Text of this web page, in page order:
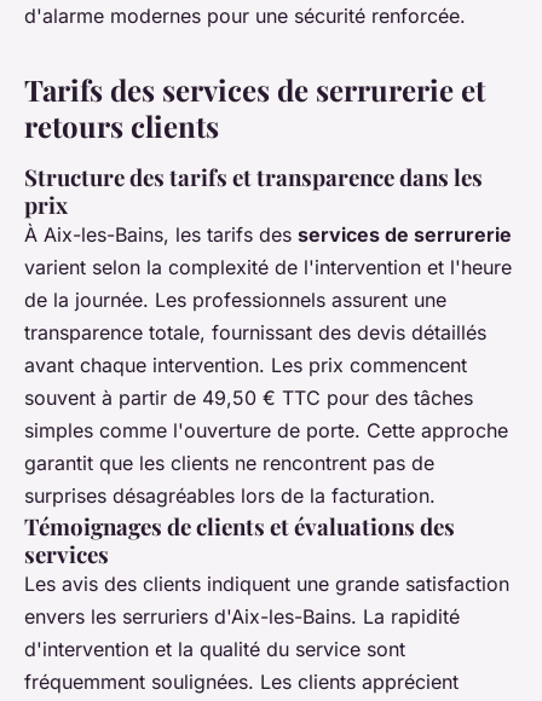
d'alarme modernes pour une sécurité renforcée.
Tarifs des services de serrurerie et
retours clients
Structure des tarifs et transparence dans les
prix
À Aix-les-Bains, les tarifs des services de serrurerie
varient selon la complexité de l'intervention et l'heure
de la journée. Les professionnels assurent une
transparence totale, fournissant des devis détaillés
avant chaque intervention. Les prix commencent
souvent à partir de 49,50 € TTC pour des tâches
simples comme l'ouverture de porte. Cette approche
garantit que les clients ne rencontrent pas de
surprises désagréables lors de la facturation.
Témoignages de clients et évaluations des
services
Les avis des clients indiquent une grande satisfaction
envers les serruriers d'Aix-les-Bains. La rapidité
d'intervention et la qualité du service sont
fréquemment soulignées. Les clients apprécient